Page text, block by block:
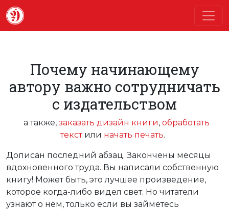
Почему начинающему
автору важно сотрудничать
с издательством
а также, заказать дизайн книги, обработать
текстили начать печать.
Дописан последний абзац. Закончены месяцы
вдохновенного труда. Вы написали собственную
книгу! Может быть, это лучшее произведение,
которое когда-либо видел свет. Но читатели
узнают о нём, только если вы займётесь